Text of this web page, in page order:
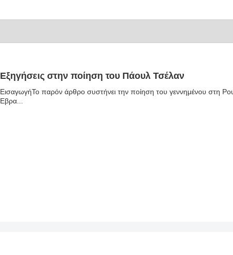
Εξηγήσεις στην ποίηση του Πάουλ Τσέλαν
Εισαγωγή​Το παρόν άρθρο συστήνει την ποίηση του γεννημένου στη
Εβρα...